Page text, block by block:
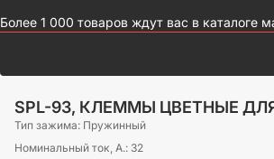
Более 1 000 товаров ждут вас в каталоге
SPL-93, КЛЕММЫ ЦВЕТНЫЕ
Тип зажима: Пружинный
Номинальный ток, А.: 32